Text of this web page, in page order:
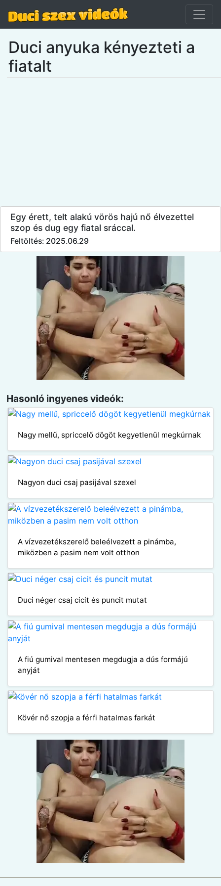
Duci anyuka kényezteti a
fiatalt
Egy érett, telt alakú vörös hajú nő élvezettel
szop és dug egy fiatal sráccal.
Feltöltés: 2025.06.29
Hasonló ingyenes videók:
Nagy mellű, spriccelő dögöt kegyetlenül megkúrnak
Nagyon duci csaj pasijával szexel
A vízvezetékszerelő beleélvezett a pinámba,
miközben a pasim nem volt otthon
Duci néger csaj cicit és puncit mutat
A fiú gumival mentesen megdugja a dús formájú
anyját
Kövér nő szopja a férfi hatalmas farkát